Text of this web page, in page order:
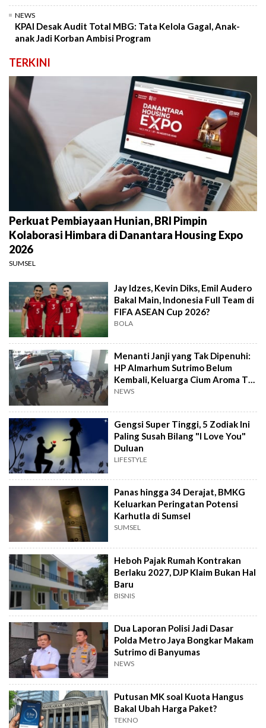
NEWS
KPAI Desak Audit Total MBG: Tata Kelola Gagal, Anak-
anak Jadi Korban Ambisi Program
TERKINI
Perkuat Pembiayaan Hunian, BRI Pimpin
Kolaborasi Himbara di Danantara Housing Expo
2026
SUMSEL
Jay Idzes, Kevin Diks, Emil Audero
Bakal Main, Indonesia Full Team di
FIFA ASEAN Cup 2026?
BOLA
Menanti Janji yang Tak Dipenuhi:
HP Almarhum Sutrimo Belum
Kembali, Keluarga Cium Aroma Tak
Beres
NEWS
Gengsi Super Tinggi, 5 Zodiak Ini
Paling Susah Bilang "I Love You"
Duluan
LIFESTYLE
Panas hingga 34 Derajat, BMKG
Keluarkan Peringatan Potensi
Karhutla di Sumsel
SUMSEL
Heboh Pajak Rumah Kontrakan
Berlaku 2027, DJP Klaim Bukan Hal
Baru
BISNIS
Dua Laporan Polisi Jadi Dasar
Polda Metro Jaya Bongkar Makam
Sutrimo di Banyumas
NEWS
Putusan MK soal Kuota Hangus
Bakal Ubah Harga Paket?
TEKNO